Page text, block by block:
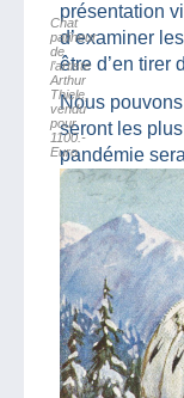
présentation
d’examiner
être d’en tirer
Nous
seront les
pandémie
Chat
patineur
de
l’artiste
Arthur
Thiele,
vendu
pour
1100.-
Euro